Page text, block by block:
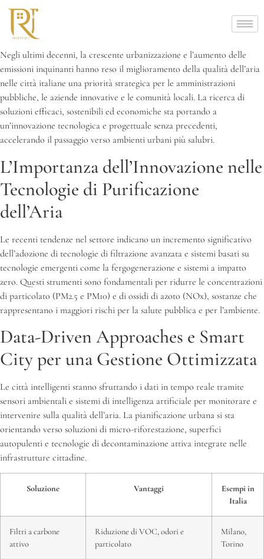
Negli ultimi decenni, la crescente urbanizzazione e l’aumento delle
emissioni inquinanti hanno reso il miglioramento della qualità dell’aria
nelle città italiane una priorità strategica per le amministrazioni
pubbliche, le aziende innovative e le comunità locali. La ricerca di
soluzioni efficaci, sostenibili ed economiche sta portando a
un’innovazione tecnologica e progettuale senza precedenti,
accelerando il passaggio verso ambienti urbani più salubri.
L’Importanza dell’Innovazione nelle
Tecnologie di Purificazione
dell’Aria
Le recenti tendenze nel settore indicano un incremento significativo
dell’adozione di tecnologie di filtrazione avanzata e sistemi basati su
tecnologie emergenti come la fergogenerazione e sistemi a impatto
zero. Questi strumenti sono fondamentali per ridurre le concentrazioni
di particolato (PM2.5 e PM10) e di ossidi di azoto (NOx), sostanze che
rappresentano i maggiori rischi per la salute pubblica e per l’ambiente.
Data-Driven Approaches e Smart
City per una Gestione Ottimizzata
Le città intelligenti stanno sfruttando i dati in tempo reale tramite
sensori ambientali e sistemi di intelligenza artificiale per monitorare e
intervenire sulla qualità dell’aria. La pianificazione urbana si sta
orientando verso soluzioni di micro-riforestazione, superfici
autopulenti e tecnologie di decontaminazione attiva integrate nelle
infrastrutture cittadine.
Soluzione Vantaggi
Esempi in
Italia
Filtri a carbone
attivo
Riduzione di VOC, odori e
particolato
Milano,
Torino